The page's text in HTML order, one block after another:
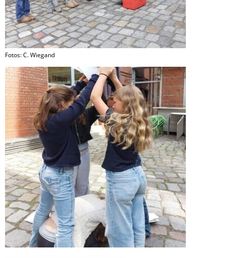
Fotos: C. Wiegand